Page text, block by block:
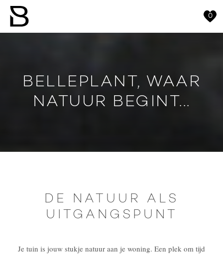
0
BELLEPLANT, WAAR
NATUUR BEGINT...
DE NATUUR ALS
UITGANGSPUNT
Je tuin is jouw stukje natuur aan je woning. Een plek om tijd